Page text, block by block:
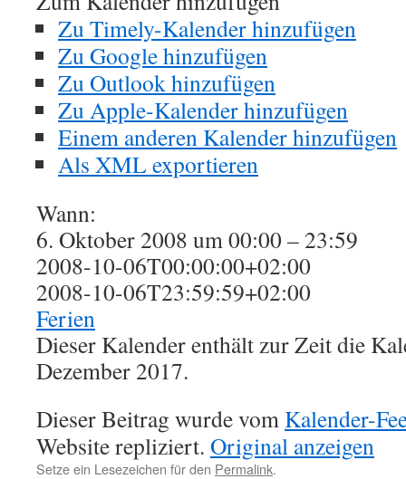
Zu Timely-Kalender hinzufügen
Zu Google hinzufügen
Zu Outlook hinzufügen
Zu Apple-Kalender hinzufügen
Einem anderen Kalender hinzufügen
Als XML exportieren
Wann:
6. Oktober 2008 um 00:00 – 23:59
2008-10-06T00:00:00+02:00
2008-10-06T23:59:59+02:00
Ferien
Dieser Kalender enthält zur Zeit die
Dezember 2017.
Dieser Beitrag wurde vom Kalender-
Website repliziert. Original anzeigen
Setze ein Lesezeichen für den Permalink.